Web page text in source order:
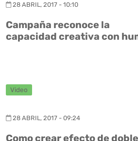
28 ABRIL, 2017 - 10:10
Campaña reconoce la
capacidad creativa con
Video
28 ABRIL, 2017 - 09:24
Como crear efecto de doble